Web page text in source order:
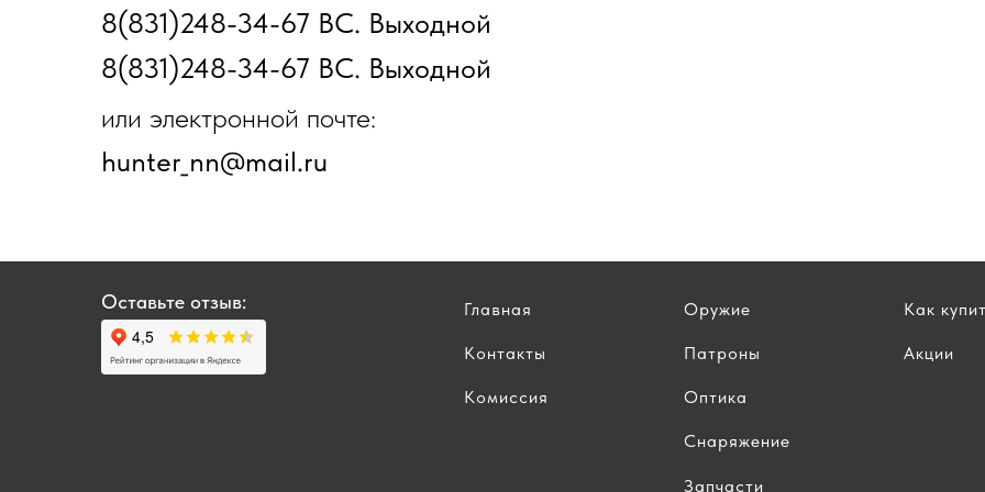
8(831)248-34-67 ВС. Выходной
8(831)248-34-67 ВС. Выходной
или электронной почте:
hunter_nn@mail.ru
Оставьте отзыв: Оружие
Патроны
Оптика
Снаряжение
Запчасти
Главная
Контакты
Комиссия
Акции
Как